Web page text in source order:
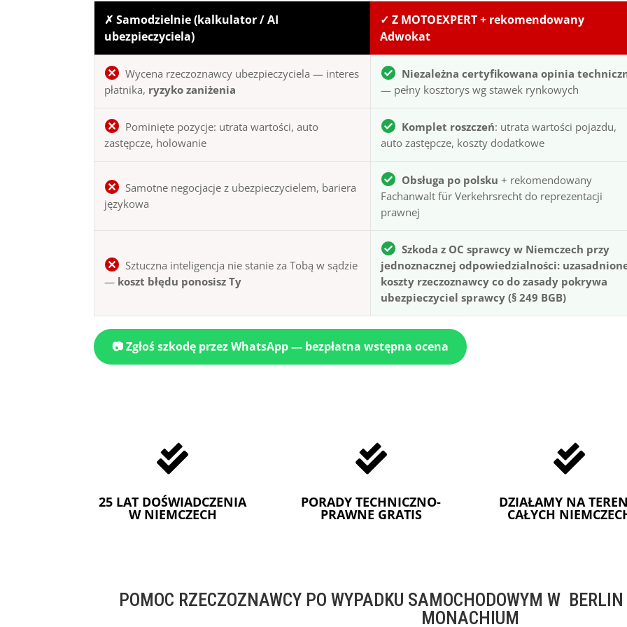
✗ Samodzielnie (kalkulator / AI
ubezpieczyciela)
✓ Z MOTOEXPERT + rekomendowany
Adwokat
Wycena rzeczoznawcy ubezpieczyciela — interes
płatnika, ryzyko zaniżenia
Niezależna certyfikowana opinia
— pełny kosztorys wg stawek rynkowych
Pominięte pozycje: utrata wartości, auto
zastępcze, holowanie
Komplet roszczeń: utrata wartości pojazdu,
auto zastępcze, koszty dodatkowe
Samotne negocjacje z ubezpieczycielem, bariera
językowa
Obsługa po polsku + rekomendowany
Fachanwalt für Verkehrsrecht do reprezentacji
prawnej
Sztuczna inteligencja nie stanie za Tobą w sądzie
— koszt błędu ponosisz Ty
Szkoda z OC sprawcy w Niemczech przy
jednoznacznej odpowiedzialności:
koszty rzeczoznawcy co do zasady pokrywa
ubezpieczyciel sprawcy (§ 249 BGB)
📷 Zgłoś szkodę przez WhatsApp — bezpłatna wstępna ocena

25 LAT DOŚWIADCZENIA
W NIEMCZECH

PORADY TECHNICZNO-
PRAWNE GRATIS

DZIAŁAMY NA
CAŁYCH
POMOC RZECZOZNAWCY PO WYPADKU SAMOCHODOWYM W
MONACHIUM